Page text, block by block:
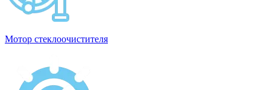
Мотор стеклоочистителя